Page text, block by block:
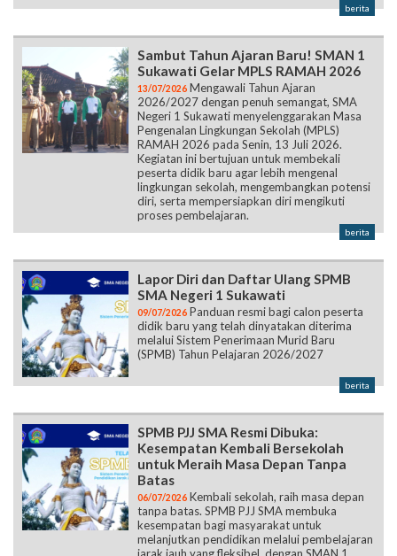
berita
Sambut Tahun Ajaran Baru! SMAN 1
Sukawati Gelar MPLS RAMAH 2026
13/07/2026 Mengawali Tahun Ajaran
2026/2027 dengan penuh semangat, SMA
Negeri 1 Sukawati menyelenggarakan Masa
Pengenalan Lingkungan Sekolah (MPLS)
RAMAH 2026 pada Senin, 13 Juli 2026.
Kegiatan ini bertujuan untuk membekali
peserta didik baru agar lebih mengenal
lingkungan sekolah, mengembangkan potensi
diri, serta mempersiapkan diri mengikuti
proses pembelajaran.
berita
Lapor Diri dan Daftar Ulang SPMB
SMA Negeri 1 Sukawati
09/07/2026 Panduan resmi bagi calon peserta
didik baru yang telah dinyatakan diterima
melalui Sistem Penerimaan Murid Baru
(SPMB) Tahun Pelajaran 2026/2027
berita
SPMB PJJ SMA Resmi Dibuka:
Kesempatan Kembali Bersekolah
untuk Meraih Masa Depan Tanpa
Batas
06/07/2026 Kembali sekolah, raih masa depan
tanpa batas. SPMB PJJ SMA membuka
kesempatan bagi masyarakat untuk
melanjutkan pendidikan melalui pembelajaran